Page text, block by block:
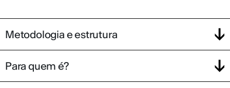
Metodologia e estrutura
Para quem é?